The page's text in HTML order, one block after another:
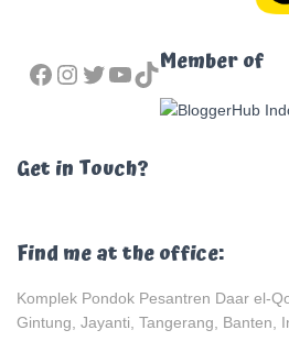
FACEBOOK INSTAGRAM TWITTER YOUTUBE TIKTOK
Member of
Get in Touch?
Find me at the office:
Komplek Pondok Pesantren Daar el-
Gintung, Jayanti, Tangerang, Banten,